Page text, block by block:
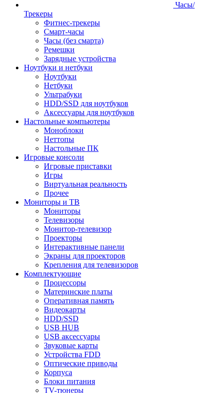
Часы/
Трекеры
Фитнес-трекеры
Смарт-часы
Часы (без смарта)
Ремешки
Зарядные устройства
Ноутбуки и нетбуки
Ноутбуки
Нетбуки
Ультрабуки
HDD/SSD для ноутбуков
Аксессуары для ноутбуков
Настольные компьютеры
Моноблоки
Неттопы
Настольные ПК
Игровые консоли
Игровые приставки
Игры
Виртуальная реальность
Прочее
Мониторы и ТВ
Мониторы
Телевизоры
Монитор-телевизор
Проекторы
Интерактивные панели
Экраны для проекторов
Крепления для телевизоров
Комплектующие
Процессоры
Материнские платы
Оперативная память
Видеокарты
HDD/SSD
USB HUB
USB аксессуары
Звуковые карты
Устройства FDD
Оптические приводы
Корпуса
Блоки питания
TV-тюнеры